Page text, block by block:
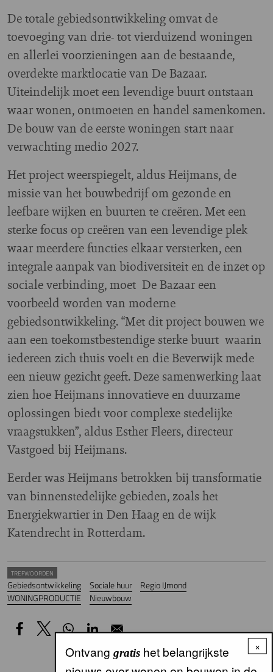
De totale gebiedsontwikkeling omvat de
toevoeging van drie- tot vierduizend woningen
en allerlei voorzieningen aan de bestaande,
overdekte marktlocatie van De Bazaar.
Uiteindelijk moet een levendige buurt ontstaan
waar wonen, ontmoeten en handel samenkomen.
De bouw van de eerste woningen start naar
verwachting medio 2027.
Het project weerspiegelt, aldus Heijmans, de
missie van het bouwbedrijf om gezonde en
leefbare wijken en buurten te creëren. Met een
sterke focus op creëren van een levendige plek
waar meerdere functies elkaar versterken, een
integrale aanpak van biodiversiteit en de inzet op
sociale verbinding, moet De Bazaar een
voorbeeld worden van moderne
gebiedsontwikkeling. “Met dit project bouwen we
aan een toekomstbestendige sterke buurt waarin
iedereen zich thuis voelt en die Beverwijk mede
een nieuw gezicht geeft. Deze samenwerking laat
zien hoe Heijmans innovatieve en duurzame
oplossingen biedt voor complexe stedelijke
vraagstukken”, aldus Esther Fleers, directeur
Vastgoed bij Heijmans.
Eerder was Heijmans betrokken bij transformatie
van binnenstedelijke gebieden, zoals het
Energiekwartier in Den Haag en de wijk
Katendrecht in Rotterdam.
TREFWOORDEN
Gebiedsontwikkeling Sociale huur
Regio IJmond
WONINGPRODUCTIE
Nieuwbouw
×
Ontvang gratishet belangrijkste